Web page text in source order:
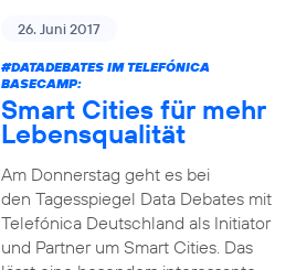
26. Juni 2017
#DATADEBATESIM TELEFÓNICA
BASECAMP:
Smart Cities für mehr
Lebensqualität
Am Donnerstag geht es bei
den Tagesspiegel Data Debates mit
Telefónica Deutschland als Initiator
und Partner um Smart Cities. Das